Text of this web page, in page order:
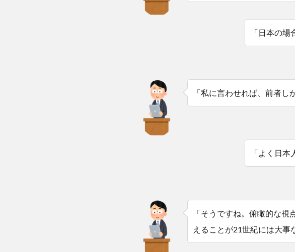
「日本の
「私に言わせれば、前者し
「よく日
「そうですね。俯瞰的な
えることが21世紀には大事